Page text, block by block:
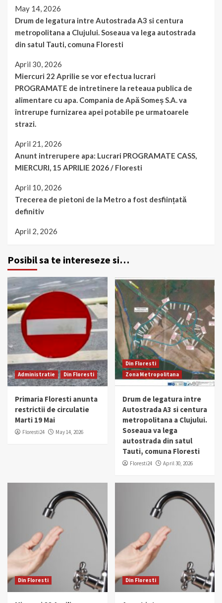
May 14, 2026
Drum de legatura intre Autostrada A3 si centura
metropolitana a Clujului. Soseaua va lega autostrada
din satul Tauti, comuna Floresti
April 30, 2026
Miercuri 22 Aprilie se vor efectua lucrari
PROGRAMATE de intretinere la reteaua publica de
alimentare cu apa. Compania de Apă Someș S.A. va
întrerupe furnizarea apei potabile pe urmatoarele
strazi.
April 21, 2026
Anunt intrerupere apa: Lucrari PROGRAMATE CASS,
MIERCURI, 15 APRILIE 2026 / Floresti
April 10, 2026
Trecerea de pietoni de la Metro a fost desființată
definitiv
April 2, 2026
Posibil sa te intereseze si…
Administratie Din Floresti
Primaria Floresti anunta
restrictii de circulatie
Marti 19 Mai
Floresti24 May 14, 2026
Din Floresti
Zona Metropolitana
Drum de legatura intre
Autostrada A3 si centura
metropolitana a Clujului.
Soseaua va lega
autostrada din satul
Tauti, comuna Floresti
Floresti24 April 30, 2026
Din Floresti Din Floresti